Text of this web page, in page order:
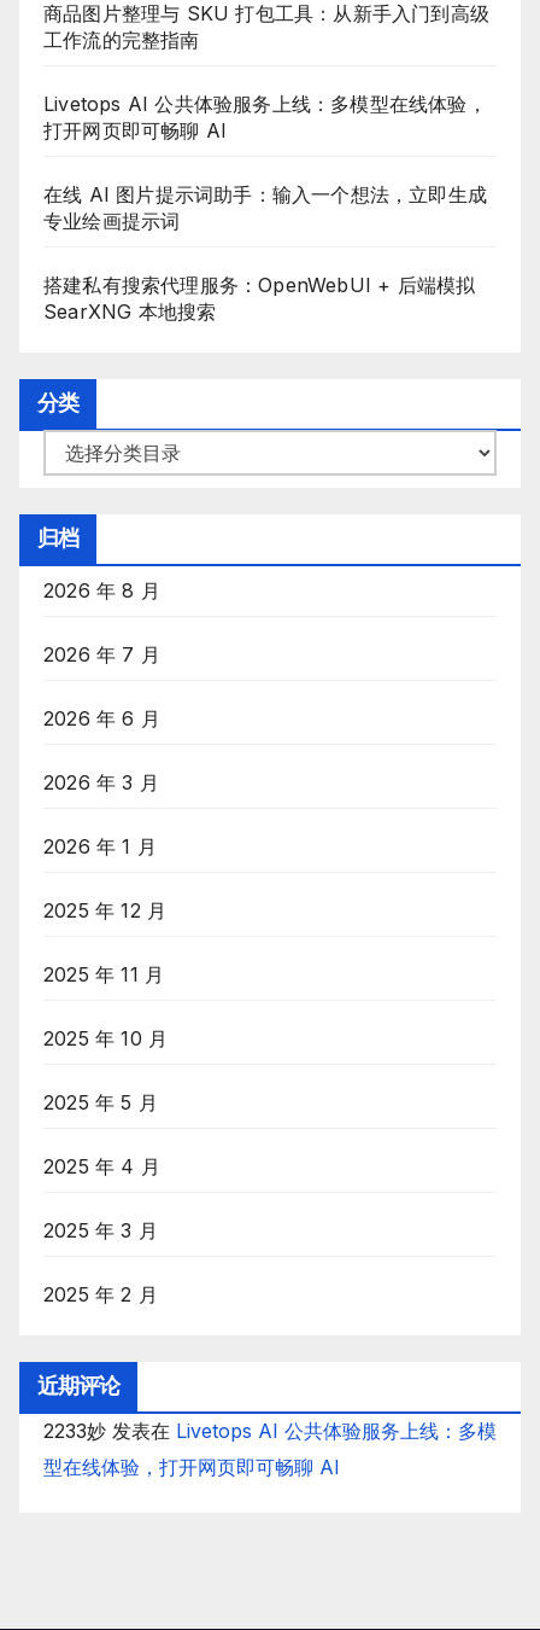
商品图片整理与 SKU 打包工具：从新手入门到高级
工作流的完整指南
Livetops AI 公共体验服务上线：多模型在线体验，
打开网页即可畅聊 AI
在线 AI 图片提示词助手：输入一个想法，立即生成
专业绘画提示词
搭建私有搜索代理服务：OpenWebUI + 后端模拟
SearXNG 本地搜索
分类
类
目
录
归档
2026 年 8 月
2026 年 7 月
2026 年 6 月
2026 年 3 月
2026 年 1 月
2025 年 12 月
2025 年 11 月
2025 年 10 月
2025 年 5 月
2025 年 4 月
2025 年 3 月
2025 年 2 月
近期评论
2233妙 发表在 Livetops AI 公共体验服务上线：多模
型在线体验，打开网页即可畅聊 AI